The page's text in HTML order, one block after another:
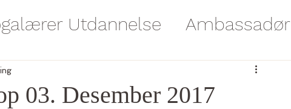
Utdannelse Ambassadør
Tilbakemeldinger på Utdanninger
03. Desember 2017